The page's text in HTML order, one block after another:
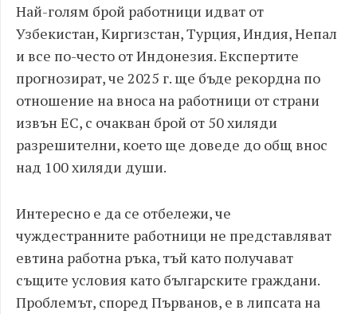
Най-голям брой работници идват от
Узбекистан, Киргизстан, Турция, Индия, Непал
и все по-често от Индонезия. Експертите
прогнозират, че 2025 г. ще бъде рекордна по
отношение на вноса на работници от страни
извън ЕС, с очакван брой от 50 хиляди
разрешителни, което ще доведе до общ внос
над 100 хиляди души.
Интересно е да се отбележи, че
чуждестранните работници не представляват
евтина работна ръка, тъй като получават
същите условия като българските граждани.
Проблемът, според Първанов, е в липсата на